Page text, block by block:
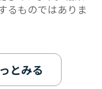
るものではありま
とみる